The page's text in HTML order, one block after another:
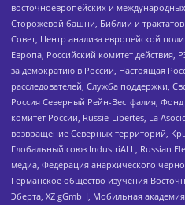
восточноевропейских и
Сторожевой башни, Библии и
Совет, Центр анализа европейской
Европа, Российский комитет
за демократию в России, Настоящая
расследователей, Служба поддержки,
Россия Северный Рейн-Вестфалия,
комитет России, Russie-Libertes, La
возвращение Северных территорий,
Глобальный союз IndustriALL, Russian
медиа, Федерация анархического
Германское общество изучения
Эберта, XZ gGmbH, Мобильная